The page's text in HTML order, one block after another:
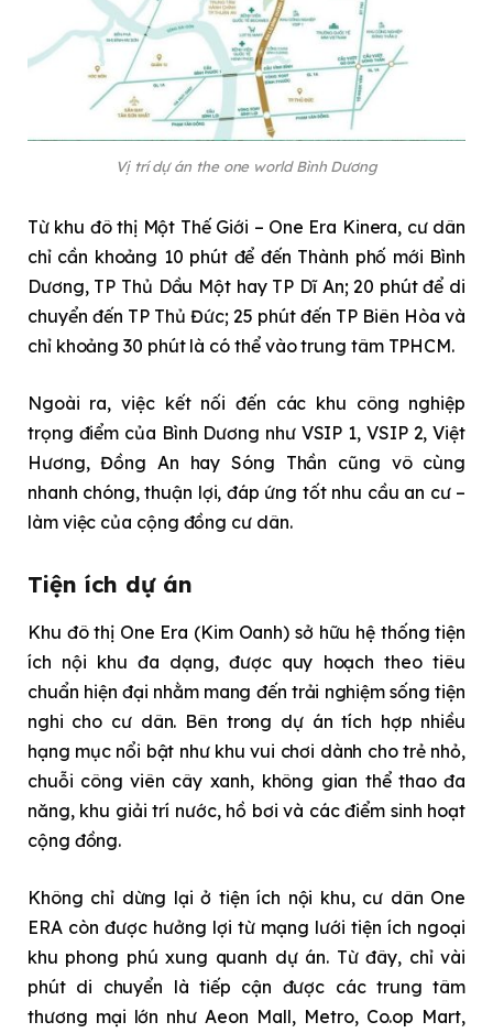
Vị trí dự án the one world Bình Dương
Từ khu đô thị Một Thế Giới – One Era Kinera, cư dân
chỉ cần khoảng 10 phút để đến Thành phố mới Bình
Dương, TP Thủ Dầu Một hay TP Dĩ An; 20 phút để di
chuyển đến TP Thủ Đức; 25 phút đến TP Biên Hòa và
chỉ khoảng 30 phút là có thể vào trung tâm TPHCM.
Ngoài ra, việc kết nối đến các khu công nghiệp
trọng điểm của Bình Dương như VSIP 1, VSIP 2, Việt
Hương, Đồng An hay Sóng Thần cũng vô cùng
nhanh chóng, thuận lợi, đáp ứng tốt nhu cầu an cư –
làm việc của cộng đồng cư dân.
Tiện ích dự án
Khu đô thị One Era (Kim Oanh) sở hữu hệ thống tiện
ích nội khu đa dạng, được quy hoạch theo tiêu
chuẩn hiện đại nhằm mang đến trải nghiệm sống tiện
nghi cho cư dân. Bên trong dự án tích hợp nhiều
hạng mục nổi bật như khu vui chơi dành cho trẻ nhỏ,
chuỗi công viên cây xanh, không gian thể thao đa
năng, khu giải trí nước, hồ bơi và các điểm sinh hoạt
cộng đồng.
Không chỉ dừng lại ở tiện ích nội khu, cư dân One
ERA còn được hưởng lợi từ mạng lưới tiện ích ngoại
khu phong phú xung quanh dự án. Từ đây, chỉ vài
phút di chuyển là tiếp cận được các trung tâm
thương mại lớn như Aeon Mall, Metro, Co.op Mart,